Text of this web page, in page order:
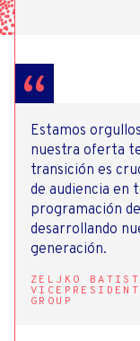
Estamos
nuestra oferta
transición es
de audiencia en
programación
desarrollando
generación.
ZELJKO
GROUP